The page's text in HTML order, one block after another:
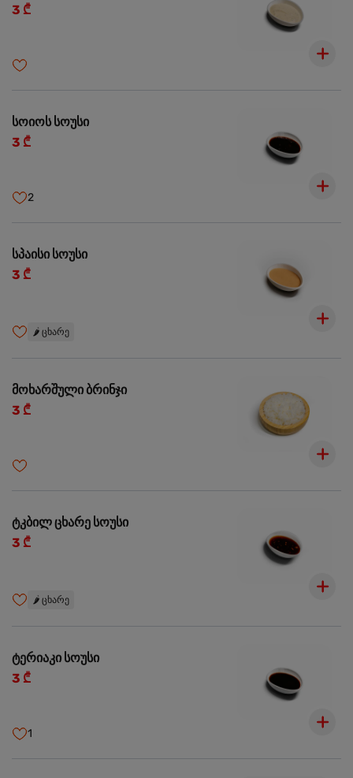
3 ₾
სოიოს სოუსი
3 ₾
2
სპაისი სოუსი
3 ₾
🌶️ ცხარე
მოხარშული ბრინჯი
3 ₾
ტკბილ ცხარე სოუსი
3 ₾
🌶️ ცხარე
ტერიაკი სოუსი
3 ₾
1